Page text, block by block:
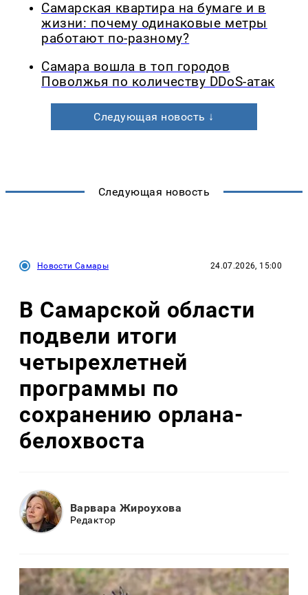
Самарская квартира на бумаге и в
жизни: почему одинаковые метры
работают по-разному?
Самара вошла в топ городов
Поволжья по количеству DDoS-атак
Следующая новость ↓
Следующая новость
Новости Самары 24.07.2026, 15:00
В Самарской области
подвели итоги
четырехлетней
программы по
сохранению орлана-
белохвоста
Варвара Жироухова
Редактор